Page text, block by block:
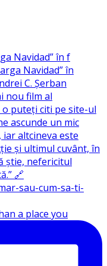
Navidad” în f
a place you